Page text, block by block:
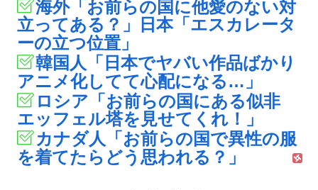
海外「お前らの国に他愛のない対
立ってある？」日本「エスカレータ
ーの立つ位置」
韓国人「日本でヤバい作品ばかり
アニメ化してて心配になる…」
ロシア「お前らの国にある似非
エッフェル塔を見せてくれ！」
カナダ人「お前らの国で異性の服
を着てたらどう思われる？」